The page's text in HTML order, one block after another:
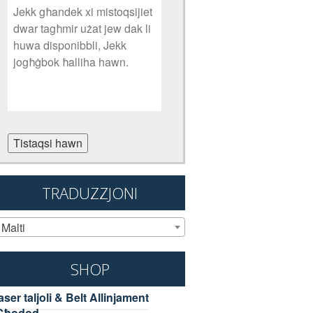
Tistaqsi hawn
TRADUZZJONI
Malti
SHOP
taljoli & Belt Allinjament